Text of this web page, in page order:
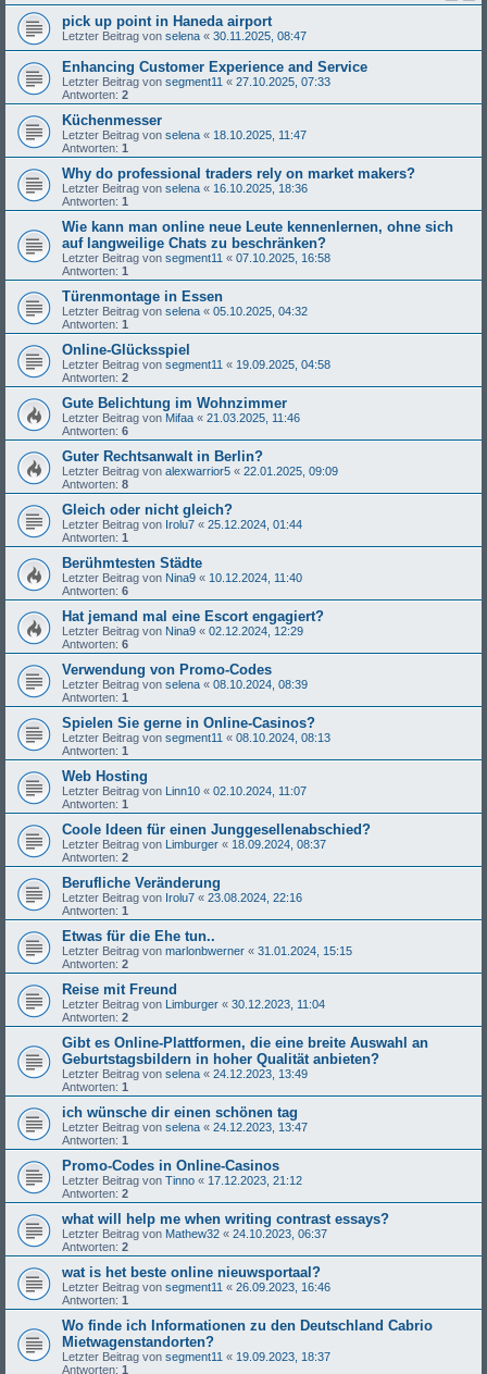
pick up point in Haneda airport
Letzter Beitrag von selena « 30.11.2025, 08:47
Enhancing Customer Experience and Service
Letzter Beitrag von segment11 « 27.10.2025, 07:33
Antworten: 2
Küchenmesser
Letzter Beitrag von selena « 18.10.2025, 11:47
Antworten: 1
Why do professional traders rely on market makers?
Letzter Beitrag von selena « 16.10.2025, 18:36
Antworten: 1
Wie kann man online neue Leute kennenlernen, ohne sich
auf langweilige Chats zu beschränken?
Letzter Beitrag von segment11 « 07.10.2025, 16:58
Antworten: 1
Türenmontage in Essen
Letzter Beitrag von selena « 05.10.2025, 04:32
Antworten: 1
Online-Glücksspiel
Letzter Beitrag von segment11 « 19.09.2025, 04:58
Antworten: 2
Gute Belichtung im Wohnzimmer
Letzter Beitrag von Mifaa « 21.03.2025, 11:46
Antworten: 6
Guter Rechtsanwalt in Berlin?
Letzter Beitrag von alexwarrior5 « 22.01.2025, 09:09
Antworten: 8
Gleich oder nicht gleich?
Letzter Beitrag von Irolu7 « 25.12.2024, 01:44
Antworten: 1
Berühmtesten Städte
Letzter Beitrag von Nina9 « 10.12.2024, 11:40
Antworten: 6
Hat jemand mal eine Escort engagiert?
Letzter Beitrag von Nina9 « 02.12.2024, 12:29
Antworten: 6
Verwendung von Promo-Codes
Letzter Beitrag von selena « 08.10.2024, 08:39
Antworten: 1
Spielen Sie gerne in Online-Casinos?
Letzter Beitrag von segment11 « 08.10.2024, 08:13
Antworten: 1
Web Hosting
Letzter Beitrag von Linn10 « 02.10.2024, 11:07
Antworten: 1
Coole Ideen für einen Junggesellenabschied?
Letzter Beitrag von Limburger « 18.09.2024, 08:37
Antworten: 2
Berufliche Veränderung
Letzter Beitrag von Irolu7 « 23.08.2024, 22:16
Antworten: 1
Etwas für die Ehe tun..
Letzter Beitrag von marlonbwerner « 31.01.2024, 15:15
Antworten: 2
Reise mit Freund
Letzter Beitrag von Limburger « 30.12.2023, 11:04
Antworten: 2
Gibt es Online-Plattformen, die eine breite Auswahl an
Geburtstagsbildern in hoher Qualität anbieten?
Letzter Beitrag von selena « 24.12.2023, 13:49
Antworten: 1
ich wünsche dir einen schönen tag
Letzter Beitrag von selena « 24.12.2023, 13:47
Antworten: 1
Promo-Codes in Online-Casinos
Letzter Beitrag von Tinno « 17.12.2023, 21:12
Antworten: 2
what will help me when writing contrast essays?
Letzter Beitrag von Mathew32 « 24.10.2023, 06:37
Antworten: 2
wat is het beste online nieuwsportaal?
Letzter Beitrag von segment11 « 26.09.2023, 16:46
Antworten: 1
Wo finde ich Informationen zu den Deutschland Cabrio
Mietwagenstandorten?
Letzter Beitrag von segment11 « 19.09.2023, 18:37
Antworten: 1